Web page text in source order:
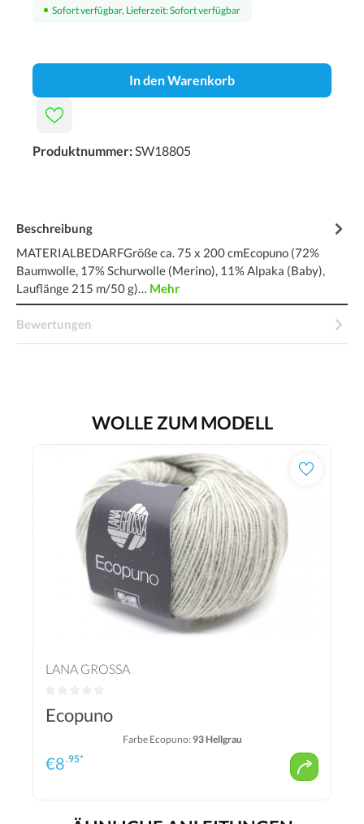
Sofort verfügbar, Lieferzeit: Sofort verfügbar
In den Warenkorb
Produktnummer: SW18805
Beschreibung
MATERIALBEDARFGröße ca. 75 x 200 cmEcopuno (72%
Baumwolle, 17% Schurwolle (Merino), 11% Alpaka (Baby),
Lauflänge 215 m/50 g)… Mehr
Bewertungen
WOLLE ZUM MODELL
LANA GROSSA
Ecopuno
Farbe Ecopuno: 93 Hellgrau
€8.95*